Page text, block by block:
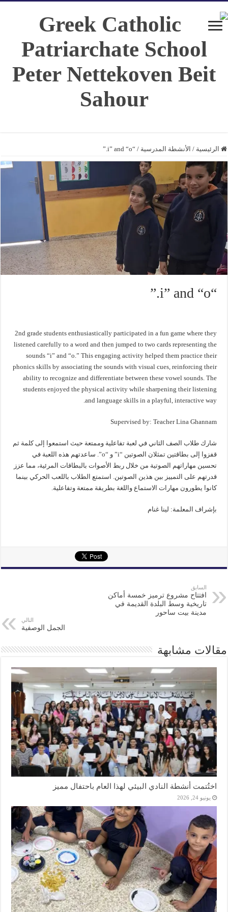
الرئيسية / الأنشطة المدرسية /
“i” and “o.”
“i” and “o.”
2nd grade students enthusiastically participated in a fun game where they
listened carefully to a word and then jumped to two cards representing the
sounds “i” and “o.” This engaging activity helped them practice their
phonics skills by associating the sounds with visual cues, reinforcing their
ability to recognize and differentiate between these vowel sounds. The
students enjoyed the physical activity while sharpening their listening
and language skills in a playful, interactive way.
Supervised by: Teacher Lina Ghannam
شارك طلاب الصف الثاني في لعبة تفاعلية وممتعة حيث استمعوا إلى كلمة ثم
قفزوا إلى بطاقتين تمثلان الصوتين “i” و “o”. ساعدتهم هذه اللعبة في
تحسين مهاراتهم الصوتية من خلال ربط الأصوات بالبطاقات المرئية، مما عزز
قدرتهم على التمييز بين هذين الصوتين. استمتع الطلاب باللعب الحركي بينما
كانوا يطورون مهارات الاستماع واللغة بطريقة ممتعة وتفاعلية.
بإشراف المعلمة: لينا غنام
السابق
افتتاح مشروع ترميز خمسة أماكن
تاريخية وسط البلدة القديمة في
مدينة بيت ساحور
التالي
الجمل الوصفية
مقالات مشابهة
اختُتمت أنشطة النادي البيئي لهذا العام باحتفال مميز
يونيو 24, 2026